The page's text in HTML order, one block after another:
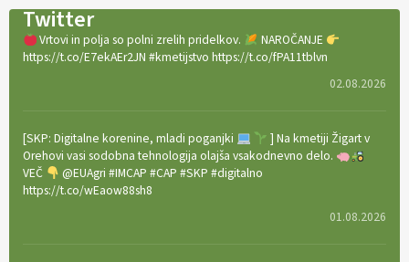
Twitter
Vrtovi in polja so polni zrelih pridelkov.
NAROČANJE
https://t.co/E7ekAEr2JN #kmetijstvo https://t.co/fPA11tblvn
02.08.2026
[SKP: Digitalne korenine, mladi poganjki
] Na kmetiji Žigart v
Orehovi vasi sodobna tehnologija olajša vsakodnevno delo.
VEČ
@EUAgri #IMCAP #CAP #SKP #digitalno
https://t.co/wEaow88sh8
01.08.2026